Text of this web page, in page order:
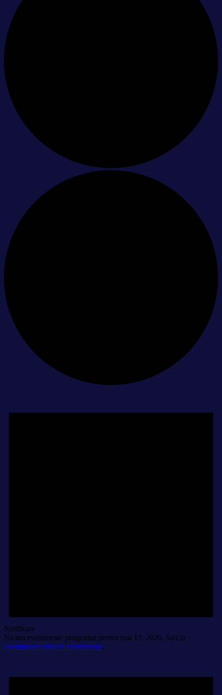
Notificare
Niciun evenimente programat pentru mai 17, 2026. Sari la
evenimente viitoare evenimente.